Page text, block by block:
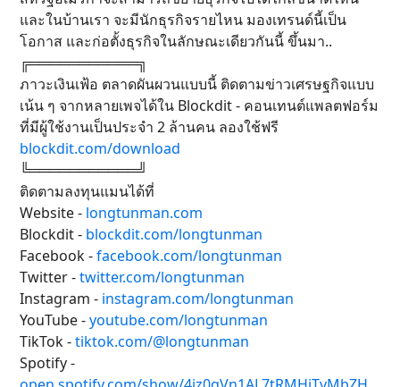
และในบ้านเรา จะมีนักธุรกิจรายไหน มองเทรนด์นี้เป็น
โอกาส และก่อตั้งธุรกิจในลักษณะเดียวกันนี้ ขึ้นมา..
╔═══════════╗
ภาวะเงินเฟ้อ ตลาดผันผวนแบบนี้ ติดตามข่าวเศรษฐกิจแบบ
เน้น ๆ จากหลายเพจได้ใน Blockdit - คอนเทนต์แพลตฟอร์ม
ที่มีผู้ใช้งานเป็นประจำ 2 ล้านคน ลองใช้ฟรี
blockdit.com/download
╚═══════════╝
ติดตามลงทุนแมนได้ที่
Website - longtunman.com
Blockdit - blockdit.com/longtunman
Facebook -facebook.com/longtunman
Twitter -twitter.com/longtunman
Instagram - instagram.com/longtunman
YouTube -youtube.com/longtunman
TikTok -tiktok.com/@longtunman
Spotify -